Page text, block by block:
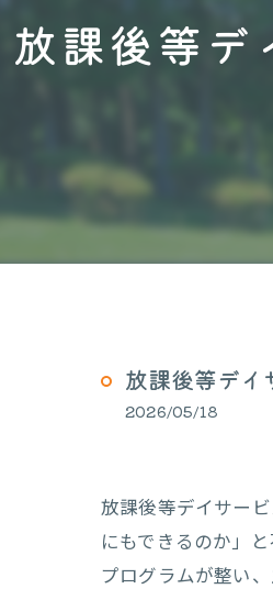
放課後等デ
放課後等デイ
2026/05/18
放課後等デイサー
にもできるのか」
プログラムが整い